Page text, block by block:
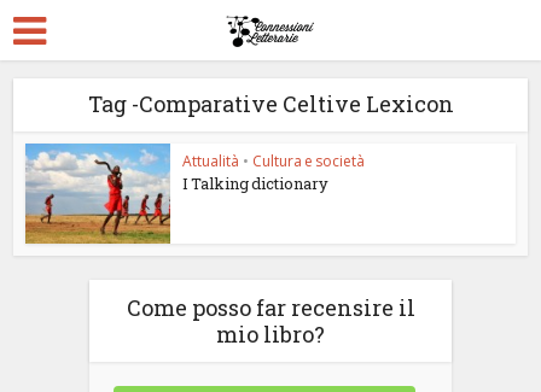
Tag -Comparative Celtive Lexicon
Attualità • Cultura e società
I Talking dictionary
Come posso far recensire il
mio libro?